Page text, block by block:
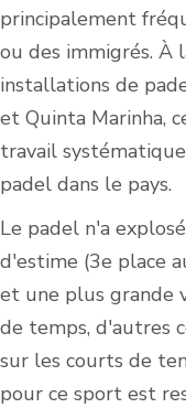
principalement
ou des immigrés. À
installations de
et Quinta Marinha,
travail
padel dans le pays.
Le padel n'a
d'estime (3e place
et une plus grande
de temps, d'autres
sur les courts de
pour ce sport est